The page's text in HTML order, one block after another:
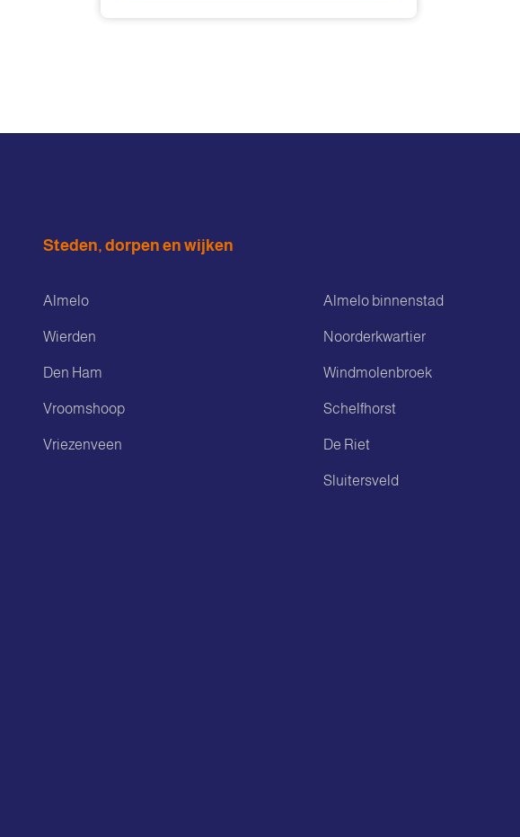
Steden, dorpen en wijken
Almelo
Wierden
Den Ham
Vroomshoop
Vriezenveen
Almelo binnenstad
Noorderkwartier
Windmolenbroek
Schelfhorst
De Riet
Sluitersveld